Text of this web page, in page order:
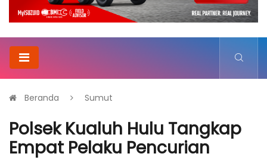
Beranda Sumut
Polsek Kualuh Hulu Tangkap
Empat Pelaku Pencurian